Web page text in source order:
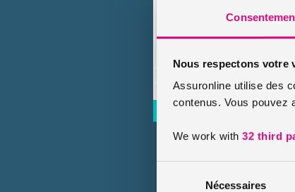
Nous respectons votre
Assuronline utilise des
contenus. Vous pouvez
We work with 32 third
Nécessaires
AUTRES
LES OPTIONS DISPONIBLES
Garantie incluse